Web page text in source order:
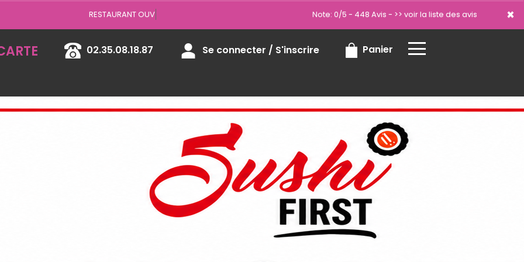
×
Vous pouvez Note: 0/5 - 448 Avis - >> voir la liste des avis
02.35.08.18.87 Se connecter / S'inscrire Panier
×